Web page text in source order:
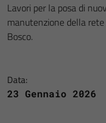
Lavori per la posa di
manutenzione della
Bosco.
Data:
23 Gennaio 2026